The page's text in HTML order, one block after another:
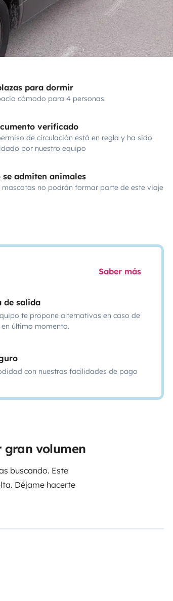
para dormir
cómodo para 4 personas
verificado
de circulación está en regla y ha sido
por nuestro equipo
se admiten animales
mascotas no podrán formar parte de este viaje
Saber más
de salida
te propone alternativas en caso de
último momento.
con nuestras facilidades de pago
gran volumen
buscando. Este
Déjame hacerte
fuegos y todos
para darte una